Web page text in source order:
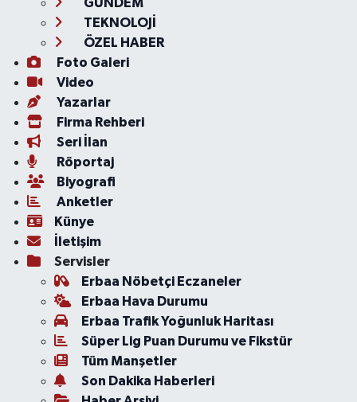
GÜNDEM
TEKNOLOJİ
ÖZEL HABER
Foto Galeri
Video
Yazarlar
Firma Rehberi
Seri İlan
Röportaj
Biyografi
Anketler
Künye
İletişim
Servisler
Erbaa Nöbetçi Eczaneler
Erbaa Hava Durumu
Erbaa Trafik Yoğunluk Haritası
Süper Lig Puan Durumu ve Fikstür
Tüm Manşetler
Son Dakika Haberleri